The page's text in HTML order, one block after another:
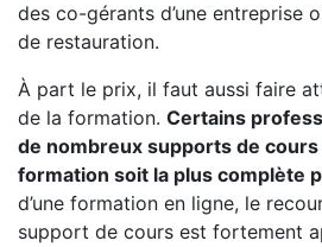
des co-gérants d’une entreprise
de restauration.
À part le prix, il faut aussi faire
de la formation. Certains
de nombreux supports de
formation soit la plus complète
d’une formation en ligne, le
support de cours est fortement